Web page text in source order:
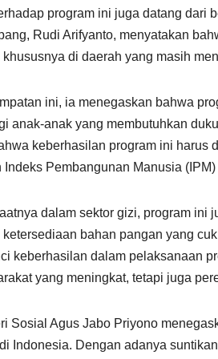
program ini juga datang dari
Rudi Arifyanto, menyatakan
khususnya di daerah yang masih
ini, ia menegaskan bahwa
anak-anak yang membutuhkan
keberhasilan program ini harus
Indeks Pembangunan Manusia
dalam sektor gizi, program ini
ketersediaan bahan pangan yang
keberhasilan dalam pelaksanaan
yang meningkat, tetapi juga
Sosial Agus Jabo Priyono
Indonesia. Dengan adanya